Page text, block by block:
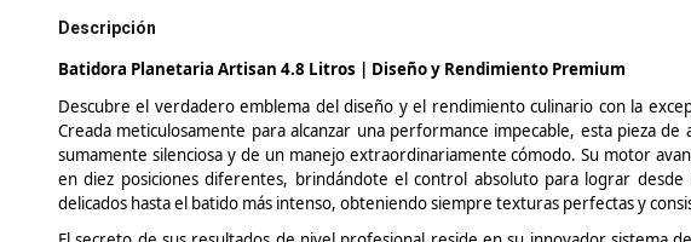
Descripción
Batidora Planetaria Artisan 4.8 Litros | Diseño y Rendimiento Premium
Descubre el verdadero emblema del diseño y el rendimiento culinario con la
Creada meticulosamente para alcanzar una performance impecable, esta pieza
sumamente silenciosa y de un manejo extraordinariamente cómodo. Su motor
en diez posiciones diferentes, brindándote el control absoluto para lograr
delicados hasta el batido más intenso, obteniendo siempre texturas perfectas y